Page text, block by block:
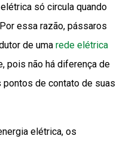
só circula quando
essa razão, pássaros
de uma rede elétrica
pois não há diferença de
de contato de suas
elétrica, os